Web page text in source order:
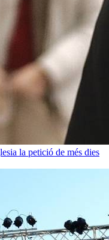
la petició de més dies